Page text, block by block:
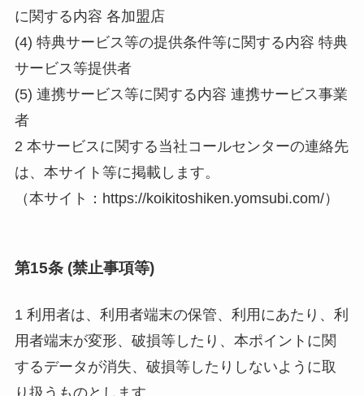
に関する内容 各加盟店
(4) 特典サービス等の提供条件等に関する内容 特典
サービス等提供者
(5) 連携サービス等に関する内容 連携サービス事業
者
2 本サービスに関する当社コールセンターの連絡先
は、本サイト等に掲載します。
（本サイト：https://koikitoshiken.yomsubi.com/）
第15条 (禁止事項等)
1 利用者は、利用者端末の保管、利用にあたり、利
用者端末が変形、破損等したり、本ポイントに関
するデータが消失、破損等したりしないように取
り扱うものとします。